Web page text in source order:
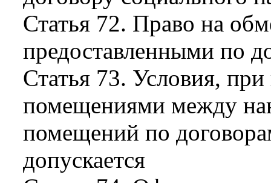
Статья 72. Право на
предоставленными по
Статья 73. Условия,
помещениями между
помещений по
допускается